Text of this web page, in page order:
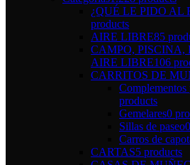
¿QUÉ LE PIDO AL
products
AIRE LIBRE85
CAMPO,
AIRE LIBRE106
CARRITOS DE
products
Gemelares0
Sillas de paseo
Carros de
CARTAS5 products